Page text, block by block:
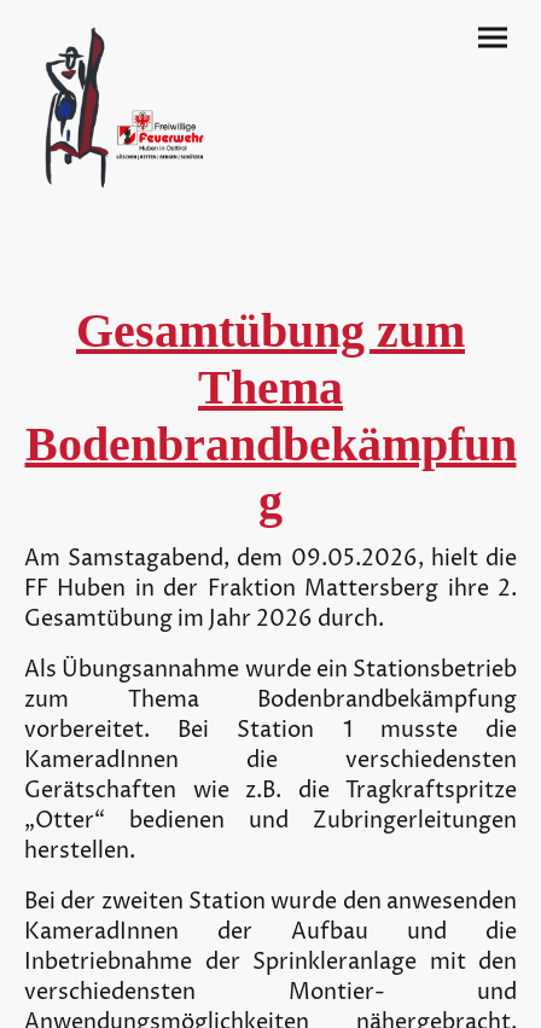
Gesamtübung zum
Thema
Bodenbrandbekämpfun
g
Am Samstagabend, dem 09.05.2026, hielt die
FF Huben in der Fraktion Mattersberg ihre 2.
Gesamtübung im Jahr 2026 durch.
Als Übungsannahme wurde ein Stationsbetrieb
zum Thema Bodenbrandbekämpfung
vorbereitet. Bei Station 1 musste die
KameradInnen die verschiedensten
Gerätschaften wie z.B. die Tragkraftspritze
„Otter“ bedienen und Zubringerleitungen
herstellen.
Bei der zweiten Station wurde den anwesenden
KameradInnen der Aufbau und die
Inbetriebnahme der Sprinkleranlage mit den
verschiedensten Montier- und